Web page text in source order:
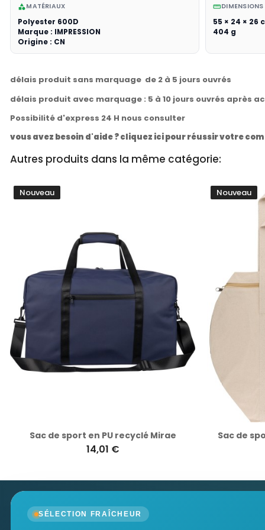
categoryMATÉRIAUX
Polyester 600D
Marque : IMPRESSION
Origine : CN
straightenDIMENSIONS
55 × 24 × 26
404 g
délais produit sans marquage de 2 à 5 jours ouvrés
délais produit avec marquage : 5 à 10 jours ouvrés après
Possibilité d'express 24 H nous consulter
vous avez besoin d'aide ? cliquez ici pour réussir votre
Autres produits dans la même catégorie:
Nouveau
Sac de sport en PU recyclé Mirae
14,01 €
Nouveau
Sac de
SÉLECTION FRAÎCHEUR
Newsletter